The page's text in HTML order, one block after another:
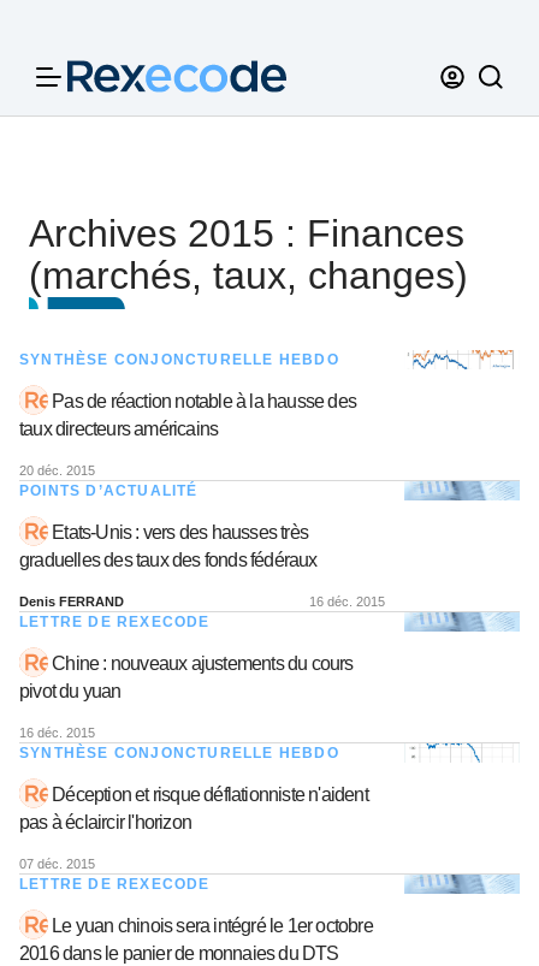
Archives 2015 : Finances
(marchés, taux, changes)
SYNTHÈSE CONJONCTURELLE HEBDO
Pas de réaction notable à la hausse des
taux directeurs américains
20 déc. 2015
POINTS D’ACTUALITÉ
Etats-Unis : vers des hausses très
graduelles des taux des fonds fédéraux
Denis FERRAND 16 déc. 2015
LETTRE DE REXECODE
Chine : nouveaux ajustements du cours
pivot du yuan
16 déc. 2015
SYNTHÈSE CONJONCTURELLE HEBDO
Déception et risque déflationniste n'aident
pas à éclaircir l'horizon
07 déc. 2015
LETTRE DE REXECODE
Le yuan chinois sera intégré le 1er octobre
2016 dans le panier de monnaies du DTS